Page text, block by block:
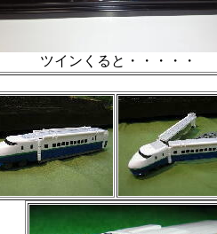
ツインくると・・・・・